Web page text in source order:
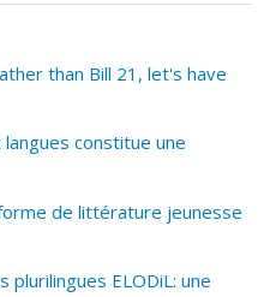
than Bill 21, let's have
constitue une
de littérature jeunesse
ELODiL: une